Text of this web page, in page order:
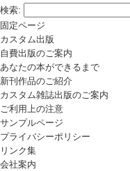
検索:
固定ページ
カスタム出版
自費出版のご案内
あなたの本ができるまで
新刊作品のご紹介
カスタム雑誌出版のご案内
ご利用上の注意
サンプルページ
プライバシーポリシー
リンク集
会社案内